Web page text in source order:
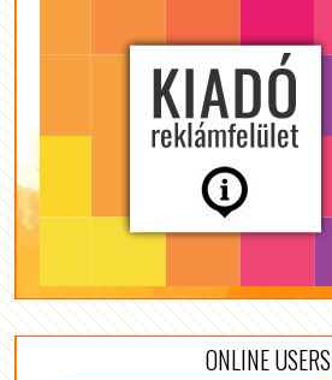
ONLINE USERS